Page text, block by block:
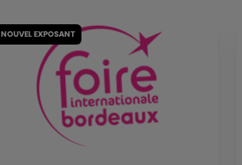
NOUVEL EXPOSANT